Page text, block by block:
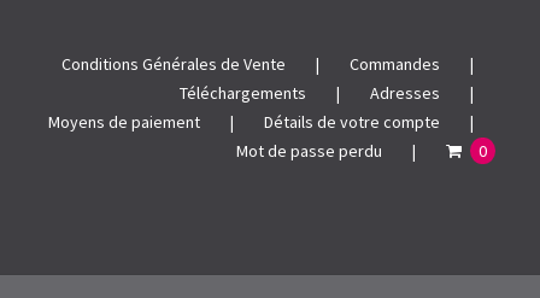
Conditions Générales de Vente
Commandes
Téléchargements
Adresses
Moyens de paiement
Détails de votre compte
Mot de passe perdu
0